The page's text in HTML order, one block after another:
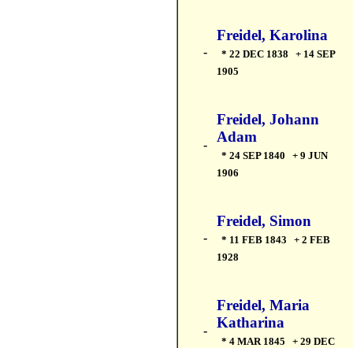
-
Freidel, Karolina
* 22 DEC 1838 + 14 SEP
1905
-
Freidel, Johann
Adam
* 24 SEP 1840 + 9 JUN
1906
-
Freidel, Simon
* 11 FEB 1843 + 2 FEB
1928
-
Freidel, Maria
Katharina
* 4 MAR 1845 + 29 DEC